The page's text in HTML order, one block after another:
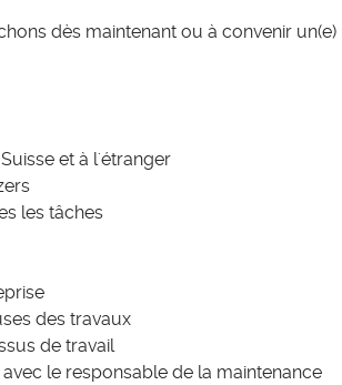
dès maintenant ou à convenir un(e)
et à l'étranger
les tâches
des travaux
de travail
le responsable de la maintenance